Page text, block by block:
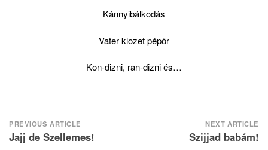
Kánnyibálkodás
Vater klozet pépör
Kon-dizni, ran-dizni és…
Post
navigation
PREVIOUS ARTICLE
Jajj de Szellemes!
NEXT ARTICLE
Szijjad babám!